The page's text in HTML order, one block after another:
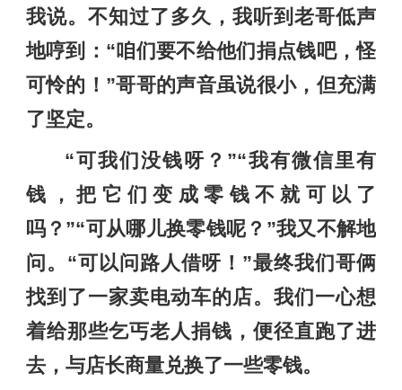
我说。不知过了多久，我听到老哥低声
地哼到：“咱们要不给他们捐点钱吧，怪
可怜的！”哥哥的声音虽说很小，但充满
了坚定。
“可我们没钱呀？”“我有微信里有
钱，把它们变成零钱不就可以了
吗？”“可从哪儿换零钱呢？”我又不解地
问。“可以问路人借呀！”最终我们哥俩
找到了一家卖电动车的店。我们一心想
着给那些乞丐老人捐钱，便径直跑了进
去，与店长商量兑换了一些零钱。